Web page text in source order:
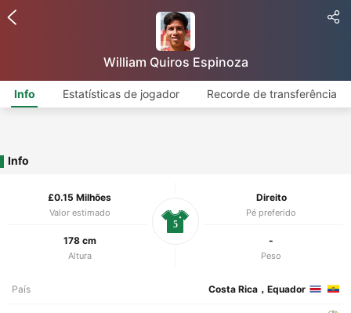
William Quiros Espinoza
Info Estatísticas de jogador Recorde de transferência
Info
£0.15 Milhões
Valor estimado
Direito
Pé preferido
178 cm
Altura
-
Peso
5
País Costa Rica，Equador